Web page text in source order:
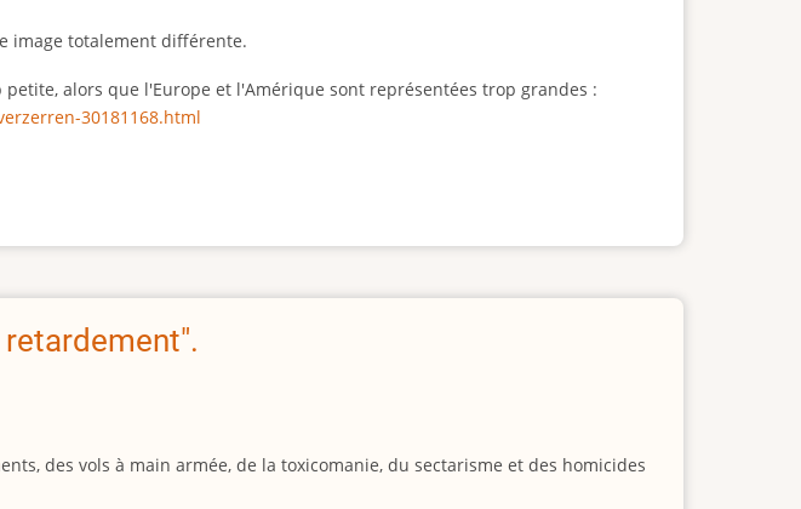
image totalement différente.
alors que l'Europe et l'Amérique sont représentées trop grandes :
30181168.html
des vols à main armée, de la toxicomanie, du sectarisme et des homicides